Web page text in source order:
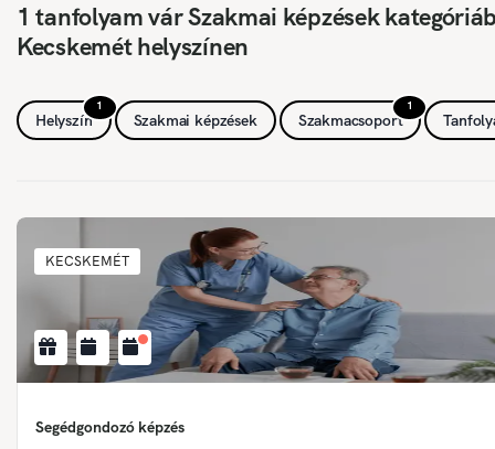
1 tanfolyam vár Szakmai képzések
Kecskemét helyszínen
1
Helyszín Szakmai képzések
1
Szakmacsoport
KECSKEMÉT
Segédgondozó képzés